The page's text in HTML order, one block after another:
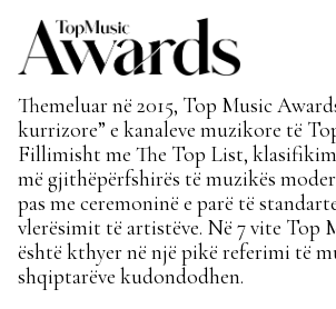
Themeluar në 2015, Top Music
kurrizore” e kanaleve muzikore të
Fillimisht me The Top List,
më gjithëpërfshirës të muzikës
pas me ceremoninë e parë të
vlerësimit të artistëve. Në 7 vite Top
është kthyer në një pikë referimi të
shqiptarëve kudondodhen.